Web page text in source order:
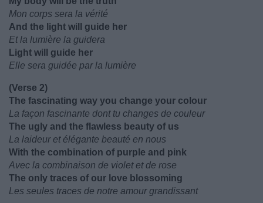
Mon corps sera la vérité
And the light will guide her
Et la lumière la guidera
Light will guide her
Elle sera guidée par la lumière
(Verse 2)
The fascinating way you change your colour
La façon fascinante dont tu changes de couleur
The ugly and the flawless beauty of us
La laideur et élégante beauté en nous
With the combination of purple and pink
Avec la combinaison de violet et de rose
The only traces of our love blossoming
Les seules traces de notre amour grandissant